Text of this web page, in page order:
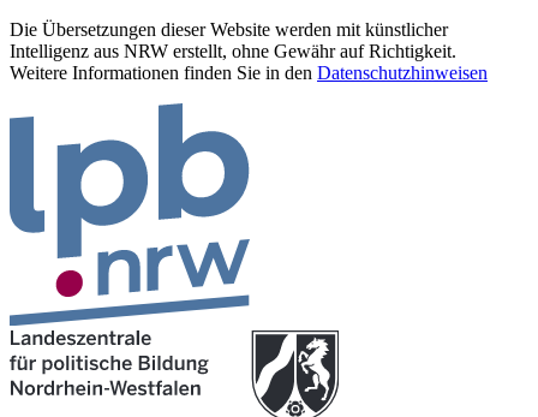
Die Übersetzungen dieser Website werden mit künstlicher
Intelligenz aus NRW erstellt, ohne Gewähr auf Richtigkeit.
Weitere Informationen finden Sie in den Datenschutzhinweisen